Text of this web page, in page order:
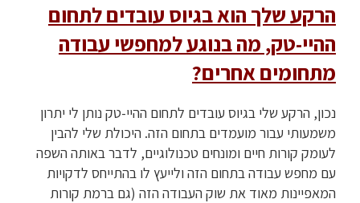
הרקע שלך הוא בגיוס עובדים לתחום
ההיי-טק, מה בנוגע למחפשי עבודה
מתחומים אחרים?
נכון, הרקע שלי בגיוס עובדים לתחום ההיי-טק נותן לי יתרון
משמעותי עבור מועמדים בתחום הזה. היכולת שלי להבין
לעומק קורות חיים ומונחים טכנולוגיים, לדבר באותה השפה
עם מחפש עבודה בתחום הזה ולייעץ לו בהתייחס לדקויות
המאפיינות מאוד את שוק העבודה הזה (גם ברמת קורות